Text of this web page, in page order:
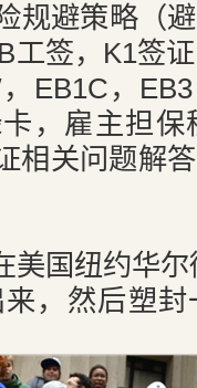
规避策略（
工签，K1签
EB1C，
，雇主担
相关问题解
美国纽约华
，然后塑